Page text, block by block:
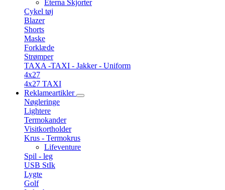
Eterna Skjorter
Cykel tøj
Blazer
Shorts
Maske
Forklæde
Strømper
TAXA -TAXI - Jakker - Uniform
4x27
4x27 TAXI
Reklameartikler
Nøgleringe
Lightere
Termokander
Visitkortholder
Krus - Termokrus
Lifeventure
Spil - leg
USB StIk
Lygte
Golf